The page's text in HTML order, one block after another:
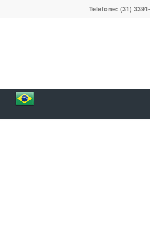
Telefone: (31)